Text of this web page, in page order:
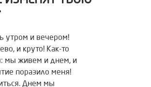
утром и вечером!
и круто! Как-то
мы живем и днем, и
поразило меня!
Днем мы